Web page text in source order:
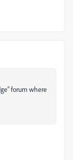
forum where